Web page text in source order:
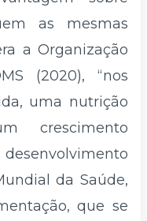
as mesmas
a Organização
(2020), “nos
uma nutrição
crescimento
da Saúde,
que se